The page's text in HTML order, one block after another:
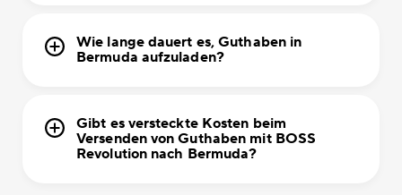
Wie lange dauert es, Guthaben in
Bermuda aufzuladen?
Gibt es versteckte Kosten beim
Versenden von Guthaben mit BOSS
Revolution nach Bermuda?